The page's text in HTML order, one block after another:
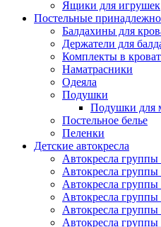
Ящики для игрушек
Постельные
Балдахины для
Держатели для
Комплекты в
Наматрасники
Одеяла
Подушки
Подушки для
Постельное белье
Пеленки
Детские автокресла
Автокресла группы
Автокресла группы
Автокресла группы
Автокресла группы
Автокресла группы
Автокресла группы